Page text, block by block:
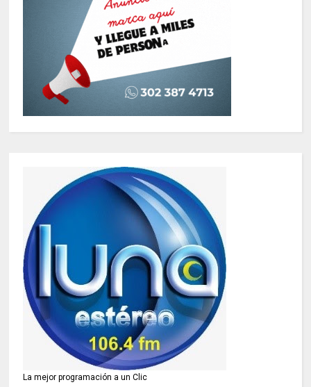
La mejor programación a un Clic